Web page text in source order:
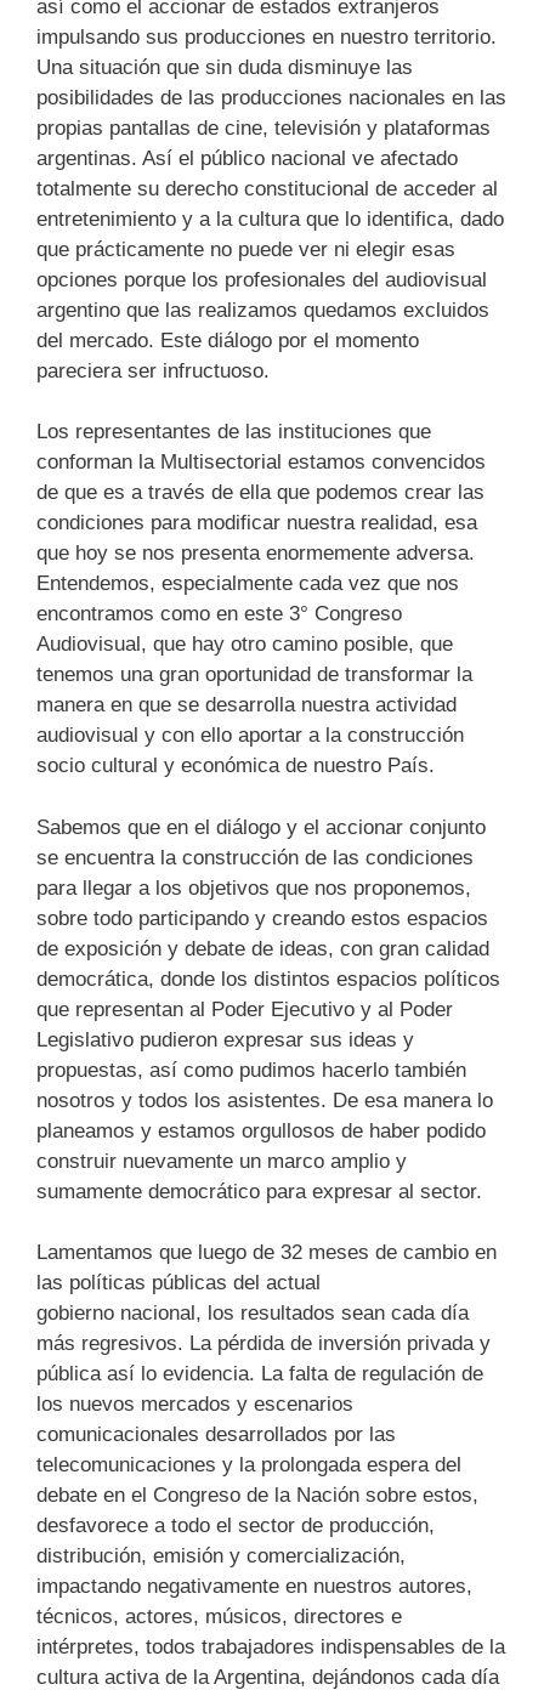
así como el accionar de estados extranjeros
impulsando sus producciones en nuestro territorio.
Una situación que sin duda disminuye las
posibilidades de las producciones nacionales en las
propias pantallas de cine, televisión y plataformas
argentinas. Así el público nacional ve afectado
totalmente su derecho constitucional de acceder al
entretenimiento y a la cultura que lo identifica, dado
que prácticamente no puede ver ni elegir esas
opciones porque los profesionales del audiovisual
argentino que las realizamos quedamos excluidos
del mercado. Este diálogo por el momento
pareciera ser infructuoso.
Los representantes de las instituciones que
conforman la Multisectorial estamos convencidos
de que es a través de ella que podemos crear las
condiciones para modificar nuestra realidad, esa
que hoy se nos presenta enormemente adversa.
Entendemos, especialmente cada vez que nos
encontramos como en este 3° Congreso
Audiovisual, que hay otro camino posible, que
tenemos una gran oportunidad de transformar la
manera en que se desarrolla nuestra actividad
audiovisual y con ello aportar a la construcción
socio cultural y económica de nuestro País.
Sabemos que en el diálogo y el accionar conjunto
se encuentra la construcción de las condiciones
para llegar a los objetivos que nos proponemos,
sobre todo participando y creando estos espacios
de exposición y debate de ideas, con gran calidad
democrática, donde los distintos espacios políticos
que representan al Poder Ejecutivo y al Poder
Legislativo pudieron expresar sus ideas y
propuestas, así como pudimos hacerlo también
nosotros y todos los asistentes. De esa manera lo
planeamos y estamos orgullosos de haber podido
construir nuevamente un marco amplio y
sumamente democrático para expresar al sector.
Lamentamos que luego de 32 meses de cambio en
las políticas públicas del actual
gobierno nacional, los resultados sean cada día
más regresivos. La pérdida de inversión privada y
pública así lo evidencia. La falta de regulación de
los nuevos mercados y escenarios
comunicacionales desarrollados por las
telecomunicaciones y la prolongada espera del
debate en el Congreso de la Nación sobre estos,
desfavorece a todo el sector de producción,
distribución, emisión y comercialización,
impactando negativamente en nuestros autores,
técnicos, actores, músicos, directores e
intérpretes, todos trabajadores indispensables de la
cultura activa de la Argentina, dejándonos cada día